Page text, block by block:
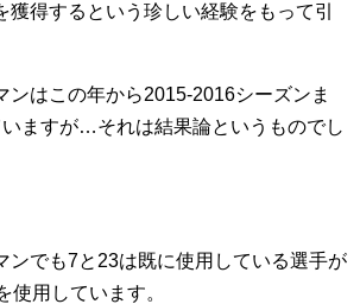
獲得するという珍しい経験をもって引
ンはこの年から2015-2016シーズンま
ますが…それは結果論というものでし
ンでも7と23は既に使用している選手が
使用しています。